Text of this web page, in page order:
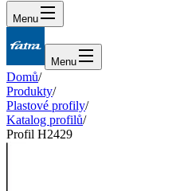
Menu
Menu
Domů/
Produkty/
Plastové profily/
Katalog profilů/
Profil H2429